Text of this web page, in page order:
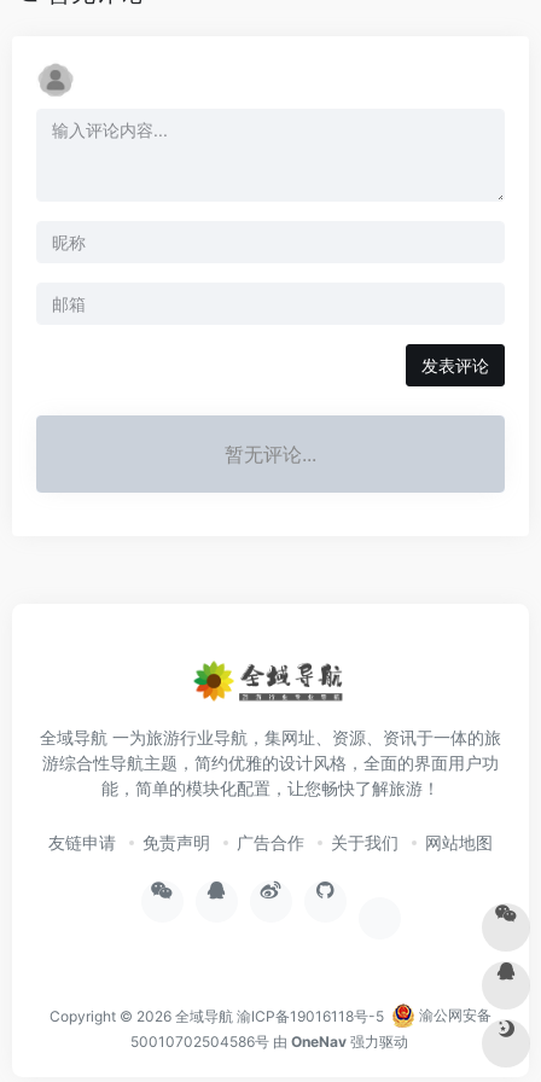
发表评论
暂无评论...
全域导航 一为旅游行业导航，集网址、资源、资讯于一体的旅
游综合性导航主题，简约优雅的设计风格，全面的界面用户功
能，简单的模块化配置，让您畅快了解旅游！
友链申请 免责声明 广告合作 关于我们 网站地图
Copyright © 2026 全域导航 渝ICP备19016118号-5
渝公网安备
50010702504586号由 OneNav 强力驱动